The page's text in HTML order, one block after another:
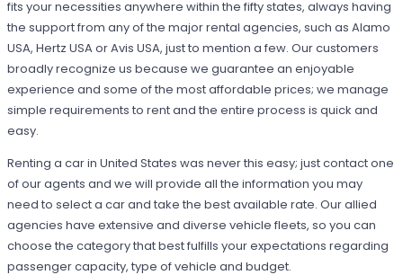
fits your necessities anywhere within the fifty states, always having
the support from any of the major rental agencies, such as Alamo
USA, Hertz USA or Avis USA, just to mention a few. Our customers
broadly recognize us because we guarantee an enjoyable
experience and some of the most affordable prices; we manage
simple requirements to rent and the entire process is quick and
easy.
Renting a car in United States was never this easy; just contact one
of our agents and we will provide all the information you may
need to select a car and take the best available rate. Our allied
agencies have extensive and diverse vehicle fleets, so you can
choose the category that best fulfills your expectations regarding
passenger capacity, type of vehicle and budget.